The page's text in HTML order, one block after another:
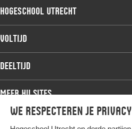
We respecteren je privacy
Hogeschool Utrecht
Voltijdopleidingen
Deeltijdopleidingen
Onderzoek
Werken bij de HU
Voltijd
Associate degree
Bachelor
Master
Studiekeuze voltijd
Deeltijd
Associate degree
Bachelor
Meer HU sites
HU International